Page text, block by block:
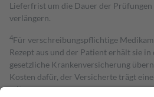
Lieferfrist um die Dauer der
verlängern.
4Für verschreibungspflichtige
Rezept aus und der Patient erhält sie
gesetzliche Krankenversicherung
Kosten dafür, der Versicherte trägt
mit.